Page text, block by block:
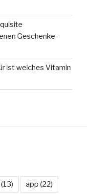
Geschenke-
ist welches Vitamin
(13) app (22)